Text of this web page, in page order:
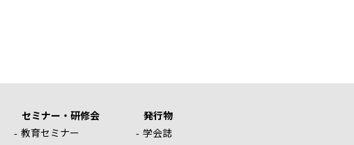
セミナー・研修会
教育セミナー
発行物
学会誌